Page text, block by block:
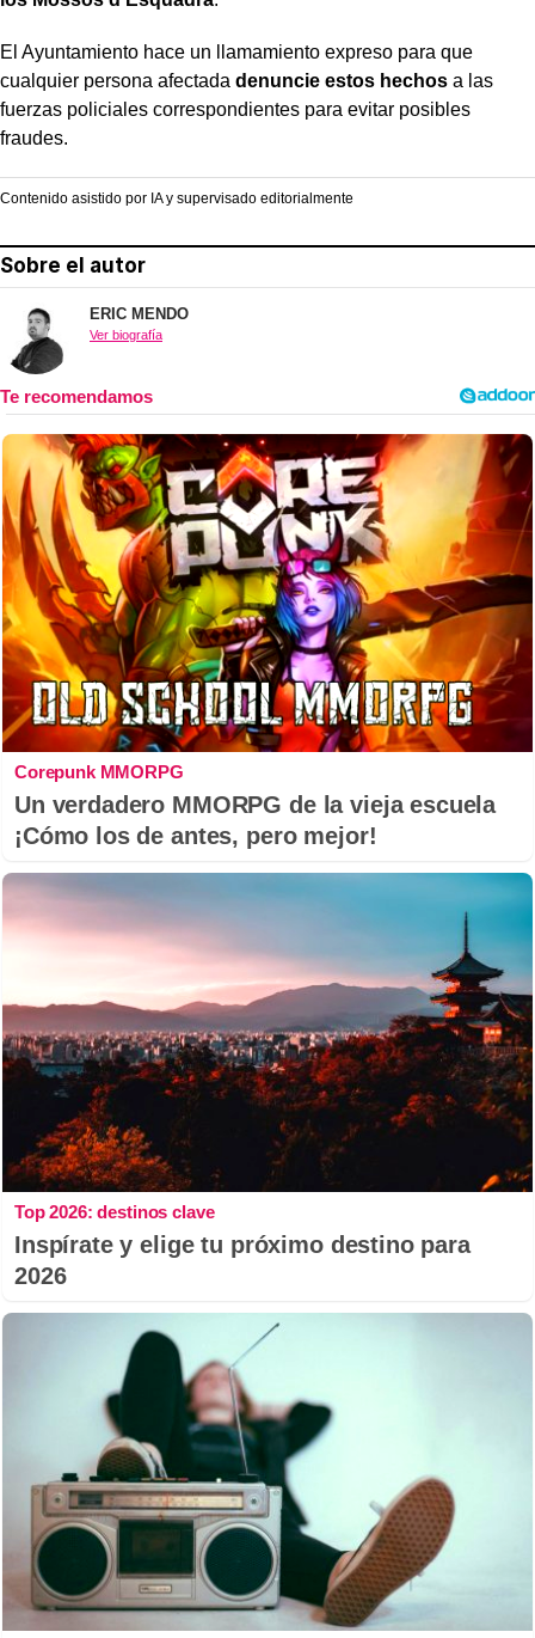
El Ayuntamiento hace un llamamiento expreso para que
cualquier persona afectada denuncie estos hechos a las
fuerzas policiales correspondientes para evitar posibles
fraudes.
Contenido asistido por IA y supervisado editorialmente
Sobre el autor
ERIC MENDO
Ver biografía
Corepunk MMORPG
Un verdadero MMORPG de la vieja escuela
¡Cómo los de antes, pero mejor!
Top 2026: destinos clave
Inspírate y elige tu próximo destino para
2026